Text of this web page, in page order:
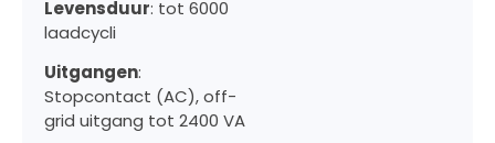
Levensduur: tot 6000
laadcycli
Uitgangen:
Stopcontact (AC), off-
grid uitgang tot 2400 VA